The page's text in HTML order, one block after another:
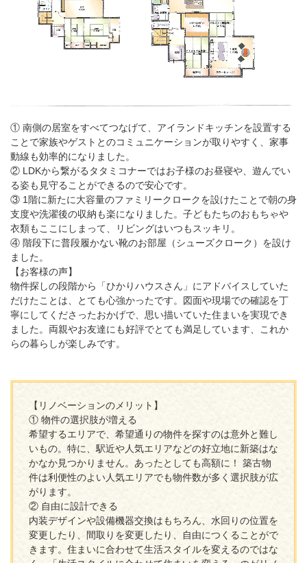
① 南側の居室をすべてつなげて、アイランドキッチンを設置する
ことで家族やゲストとのコミュニケーションが取りやすく、家事
動線も効率的になりました。
② LDKから繋がるタタミコナーではお子様のお昼寝や、遊んでい
る姿も見守ることができるので安心です。
③ 1階に新たに大容量のファミリークロークを設けたことで朝の身
支度や洗濯後の収納も楽になりました。子どもたちのおもちゃや
衣類もここにしまって、リビングはいつもスッキリ。
④ 階段下に普段履かない靴のお部屋（シューズクローク）を設け
ました。
【お客様の声】
物件探しの段階から「ひかりハウスさん」にアドバイスしていた
だけたことは、とても心強かったです。図面や現場での確認を丁
寧にしてくださったおかげで、思い描いていた住まいを実現でき
ました。両親やお友達にも好評でとても満足しています、これか
らの暮らしが楽しみです。
【リノベーションのメリット】
① 物件の選択肢が増える
希望するエリアで、希望通りの物件を探すのは意外と難し
いもの。特に、駅近や人気エリアなどの好立地に新築はな
かなか見つかりません。あったとしても高額に！ 築古物
件は利便性のよい人気エリアでも物件数が多く選択肢が広
がります。
② 自由に設計できる
内装デザインや設備機器交換はもちろん、水回りの位置を
変更したり、間取りを変更したり、自由につくることがで
きます。住まいに合わせて生活スタイルを変えるのではな